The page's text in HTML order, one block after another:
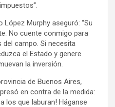
López Murphy aseguró: “Su
No cuente conmigo para
campo. Si necesita
el Estado y genere
la inversión.
de Buenos Aires,
en contra de la medida:
los que laburan! Háganse